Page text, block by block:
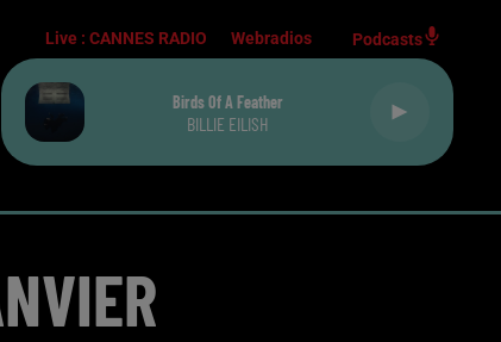
Live :CANNES RADIO Webradios Podcasts
Birds Of A Feather
BILLIE EILISH